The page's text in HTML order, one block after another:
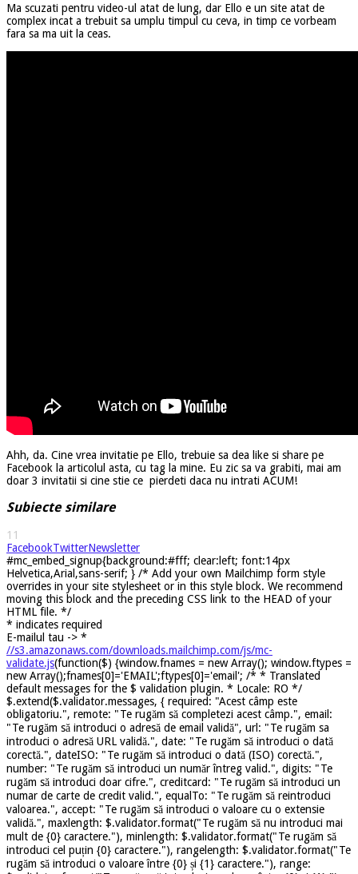
Ma scuzati pentru video-ul atat de lung, dar Ello e un site atat de
complex incat a trebuit sa umplu timpul cu ceva, in timp ce vorbeam
fara sa ma uit la ceas.
Ahh, da. Cine vrea invitatie pe Ello, trebuie sa dea like si share pe
Facebook la articolul asta, cu tag la mine. Eu zic sa va grabiti, mai am
doar 3 invitatii si cine stie ce pierdeti daca nu intrati ACUM!
Subiecte similare
11
FacebookTwitterNewsletter
#mc_embed_signup{background:#fff; clear:left; font:14px
Helvetica,Arial,sans-serif; } /* Add your own Mailchimp form style
overrides in your site stylesheet or in this style block. We recommend
moving this block and the preceding CSS link to the HEAD of your
HTML file. */
* indicates required
E-mailul tau -> *
//s3.amazonaws.com/downloads.mailchimp.com/js/mc-
validate.js(function($) {window.fnames = new Array(); window.ftypes =
new Array();fnames[0]='EMAIL';ftypes[0]='email'; /* * Translated
default messages for the $ validation plugin. * Locale: RO */
$.extend($.validator.messages, { required: "Acest câmp este
obligatoriu.", remote: "Te rugăm să completezi acest câmp.", email:
"Te rugăm să introduci o adresă de email validă", url: "Te rugăm sa
introduci o adresă URL validă.", date: "Te rugăm să introduci o dată
corectă.", dateISO: "Te rugăm să introduci o dată (ISO) corectă.",
number: "Te rugăm să introduci un număr întreg valid.", digits: "Te
rugăm să introduci doar cifre.", creditcard: "Te rugăm să introduci un
numar de carte de credit valid.", equalTo: "Te rugăm să reintroduci
valoarea.", accept: "Te rugăm să introduci o valoare cu o extensie
validă.", maxlength: $.validator.format("Te rugăm să nu introduci mai
mult de {0} caractere."), minlength: $.validator.format("Te rugăm să
introduci cel puțin {0} caractere."), rangelength: $.validator.format("Te
rugăm să introduci o valoare între {0} și {1} caractere."), range: